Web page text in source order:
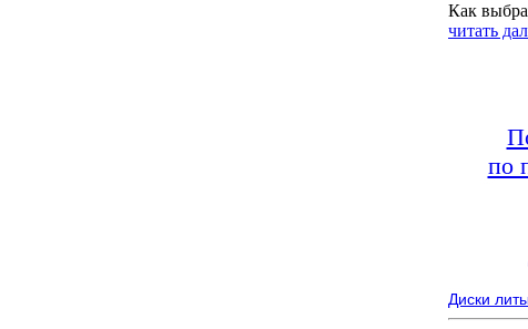
Как
читать
по
Диски